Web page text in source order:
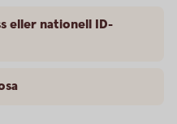
eller nationell ID-